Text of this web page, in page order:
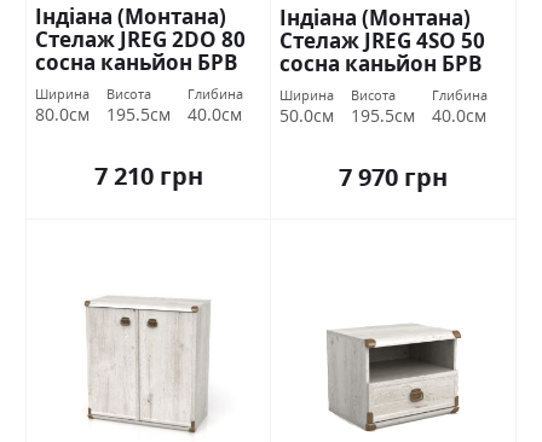
Індіана (Монтана)
Стелаж JREG 2DO 80
сосна каньйон БРВ
Україна
Ширина
80.0см
Висота
195.5см
Глибина
40.0см
7 210 грн
Індіана (Монтана)
Стелаж JREG 4SO 50
сосна каньйон БРВ
Україна
Ширина
50.0см
Висота
195.5см
Глибина
40.0см
7 970 грн